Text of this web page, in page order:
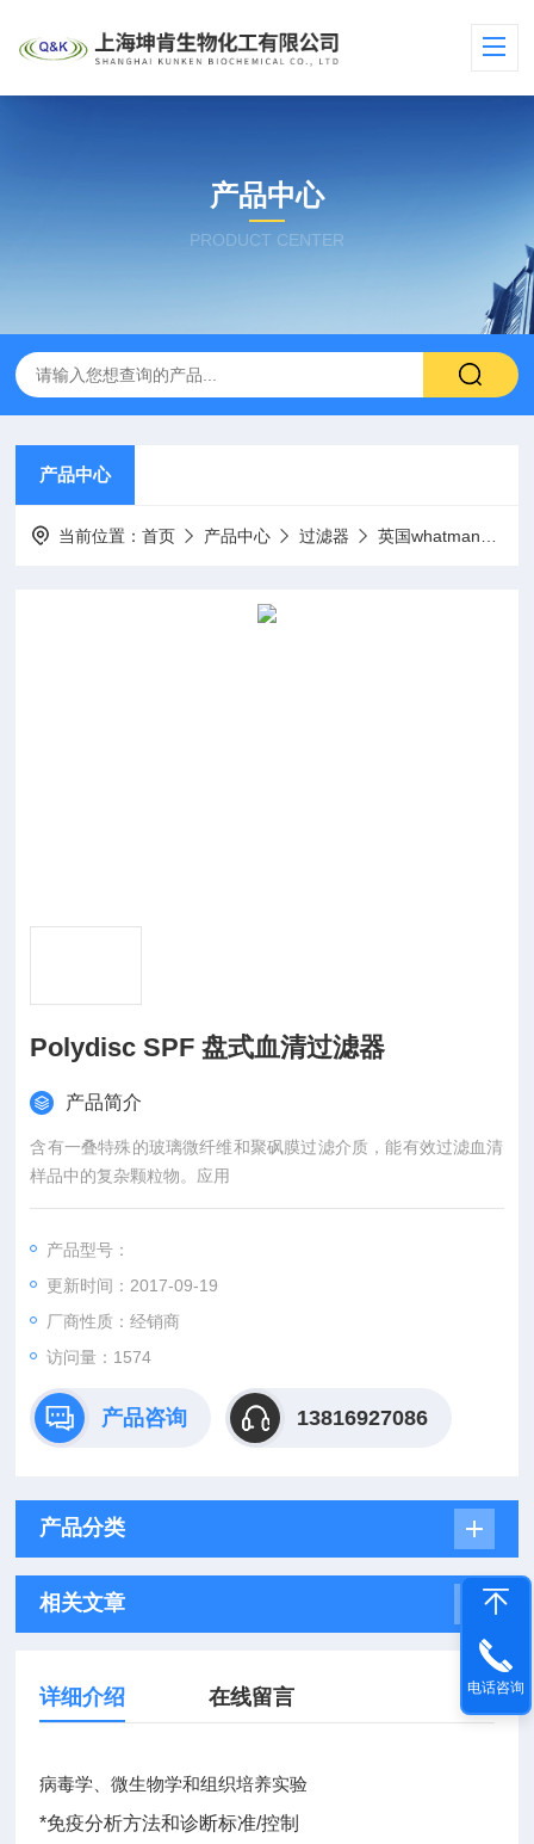
产品中心
PRODUCT CENTER
产品中心
当前位置：首页 产品中心 过滤器 英国whatman过滤纸、过滤膜
Polydisc SPF 盘式血清过滤器
产品简介
含有一叠特殊的玻璃微纤维和聚砜膜过滤介质，能有效过滤血清
样品中的复杂颗粒物。应用
产品型号：
更新时间：2017-09-19
厂商性质：经销商
访问量：1574
产品咨询 13816927086
产品分类
相关文章
详细介绍 在线留言
病毒学、微生物学和组织培养实验
*免疫分析方法和诊断标准/控制
电话咨询